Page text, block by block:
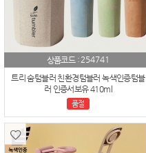
상품코드 :254741
트리 숨텀블러 친환경텀블러 녹색인증텀블
러 인증서보유 410ml
품절